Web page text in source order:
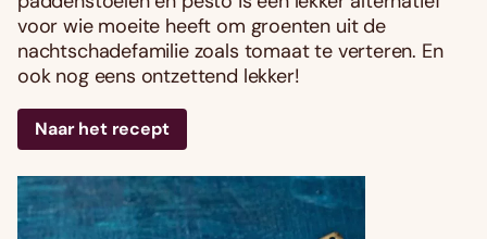
voor wie moeite heeft om groenten uit de
nachtschadefamilie zoals tomaat te verteren. En
ook nog eens ontzettend lekker!
Naar het recept